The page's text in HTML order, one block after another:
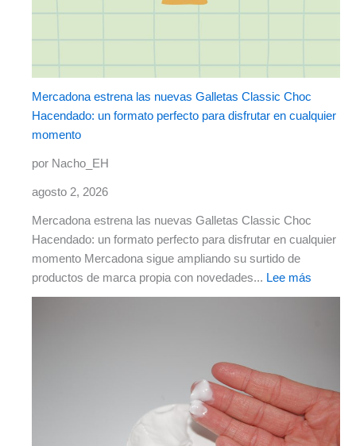
Mercadona estrena las nuevas Galletas Classic Choc
Hacendado: un formato perfecto para disfrutar en cualquier
momento
por Nacho_EH
agosto 2, 2026
Mercadona estrena las nuevas Galletas Classic Choc
Hacendado: un formato perfecto para disfrutar en cualquier
momento Mercadona sigue ampliando su surtido de
productos de marca propia con novedades... Lee más